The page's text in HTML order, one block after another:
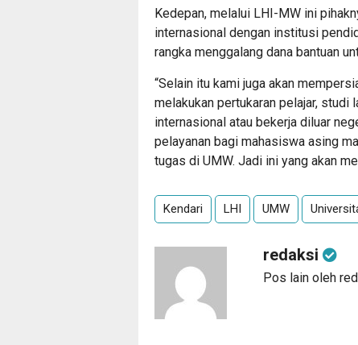
Kedepan, melalui LHI-MW ini
internasional dengan institusi
rangka menggalang dana bantuan
“Selain itu kami juga akan
melakukan pertukaran pelajar, studi
internasional atau bekerja diluar
pelayanan bagi mahasiswa asing
tugas di UMW. Jadi ini yang akan
Kendari LHI UMW
redaksi
Pos lain oleh